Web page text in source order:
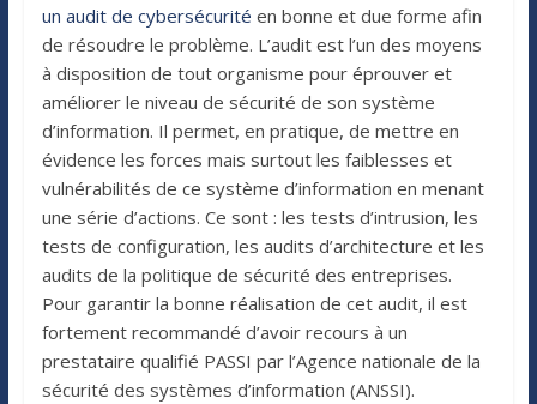
un audit de cybersécurité en bonne et due forme afin
de résoudre le problème. L’audit est l’un des moyens
à disposition de tout organisme pour éprouver et
améliorer le niveau de sécurité de son système
d’information. Il permet, en pratique, de mettre en
évidence les forces mais surtout les faiblesses et
vulnérabilités de ce système d’information en menant
une série d’actions. Ce sont : les tests d’intrusion, les
tests de configuration, les audits d’architecture et les
audits de la politique de sécurité des entreprises.
Pour garantir la bonne réalisation de cet audit, il est
fortement recommandé d’avoir recours à un
prestataire qualifié PASSI par l’Agence nationale de la
sécurité des systèmes d’information (ANSSI).